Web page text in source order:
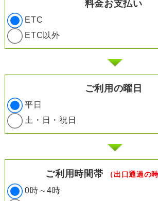
料金お支払い
ETC
ETC以外
ご利用の曜日
平日
土・日・祝日
ご利用時間帯 （出口通過の
0時～4時